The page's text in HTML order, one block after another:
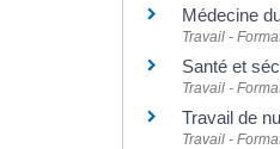
Médecine
Travail -
Santé et
Travail -
Travail de
Travail -